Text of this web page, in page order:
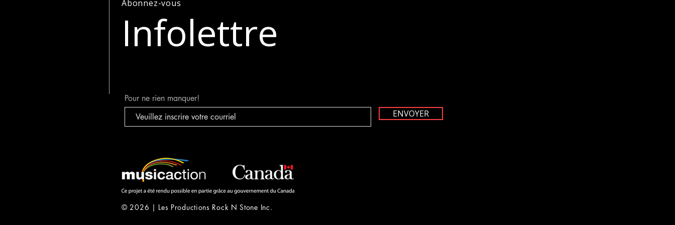
pourquoi j’ai décidé de m’investir avec
eux!
Abonnez-vous
Infolettre
Pour ne rien manquer!
ENVOYER
© 2026 | Les Productions Rock N Stone Inc.